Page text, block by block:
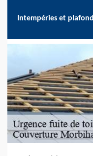
Intempéries et plafond